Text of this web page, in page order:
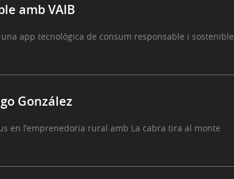
amb VAIB
app tecnològica de consum responsable i sostenible
González
en l’emprenedoria rural amb La cabra tira al monte